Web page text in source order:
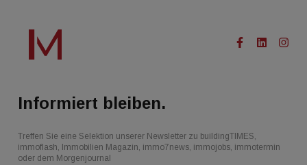
Informiert bleiben.
Treffen Sie eine Selektion unserer Newsletter zu buildingTIMES,
immoflash, Immobilien Magazin, immo7news, immojobs, immotermin
oder dem Morgenjournal